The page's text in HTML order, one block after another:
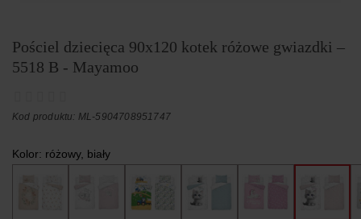
Pościel dziecięca 90x120 kotek różowe gwiazdki –
5518 B - Mayamoo
Kod produktu: ML-5904708951747
Kolor: różowy, biały